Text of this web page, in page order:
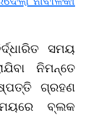
ସମୟ
ନିମନ୍ତେ
ଗ୍ରହଣ
ବ୍ଲକ